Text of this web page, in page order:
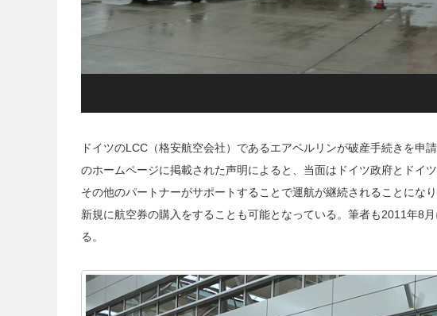
ドイツのLCC（格安航空会社）であるエアベルリンが破産手続きを申
のホームページに掲載された声明によると、当面はドイツ政府とドイ
その他のパートナーがサポートすることで運航が継続されることにな
新規に航空券の購入をすることも可能となっている。筆者も2011年8
る。